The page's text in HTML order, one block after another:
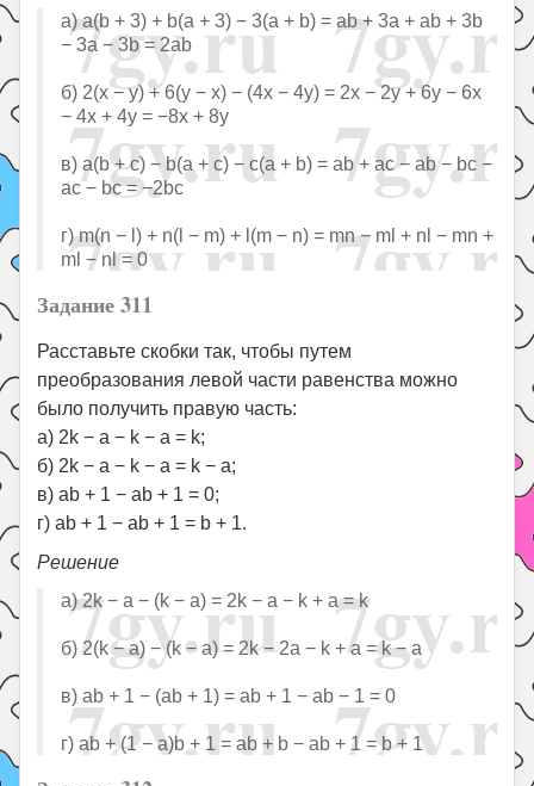
а) a(b + 3) + b(a + 3) − 3(a + b) = ab + 3a + ab + 3b
− 3a − 3b = 2ab
б) 2(x − y) + 6(y − x) − (4x − 4y) = 2x − 2y + 6y − 6x
− 4x + 4y = −8x + 8y
в) a(b + c) − b(a + c) − c(a + b) = ab + ac − ab − bc −
ac − bc = −2bc
г) m(n − l) + n(l − m) + l(m − n) = mn − ml + nl − mn +
ml − nl = 0
Задание 311
Расставьте скобки так, чтобы путем
преобразования левой части равенства можно
было получить правую часть:
а) 2k − a − k − a = k;
б) 2k − a − k − a = k − a;
в) ab + 1 − ab + 1 = 0;
г) ab + 1 − ab + 1 = b + 1.
Решение
а) 2k − a − (k − a) = 2k − a − k + a = k
б) 2(k − a) − (k − a) = 2k − 2a − k + a = k − a
в) ab + 1 − (ab + 1) = ab + 1 − ab − 1 = 0
г) ab + (1 − a)b + 1 = ab + b − ab + 1 = b + 1